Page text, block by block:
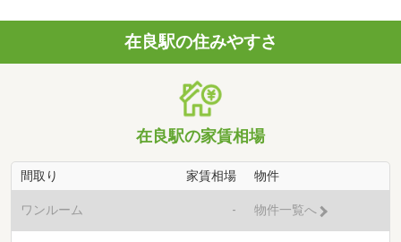
在良駅の住みやすさ
在良駅の家賃相場
間取り 家賃相場 物件
ワンルーム - 物件一覧へ